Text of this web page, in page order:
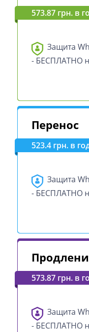
573.87 грн. в
Защита
- БЕСПЛАТНО
Перенос
523.4 грн. в
Защита
- БЕСПЛАТНО
573.87 грн. в
Защита
- БЕСПЛАТНО